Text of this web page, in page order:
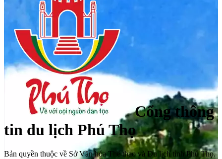
Cổng thông
tin du lịch Phú Thọ
Bản quyền thuộc về Sở Văn hóa Thể thao và Du lịch tỉnh Phú Thọ.